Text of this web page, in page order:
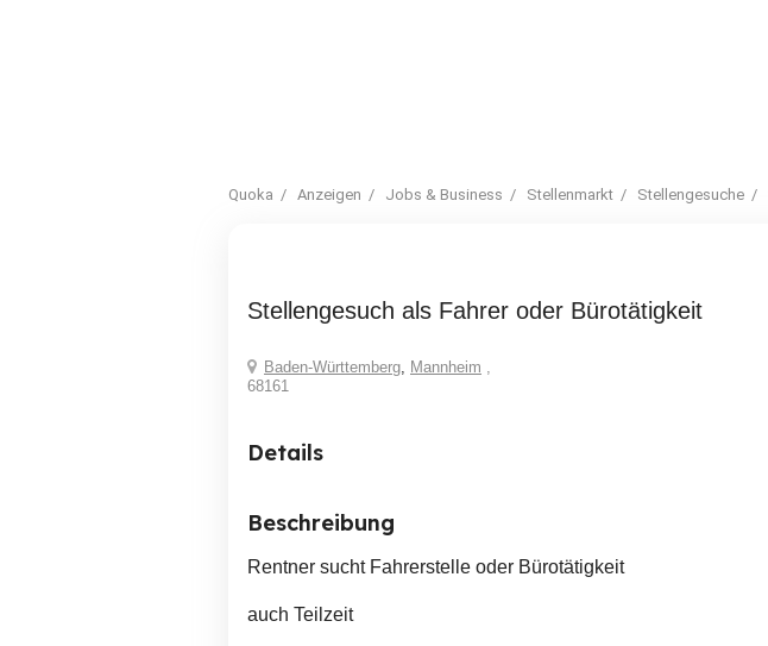
Quoka Anzeigen Jobs & Business Stellenmarkt Stellengesuche
Stellengesuch als Fahrer oder Bürotätigkeit
Baden-Württemberg, Mannheim ,
68161
Details
Beschreibung
Rentner sucht Fahrerstelle oder Bürotätigkeit
auch Teilzeit